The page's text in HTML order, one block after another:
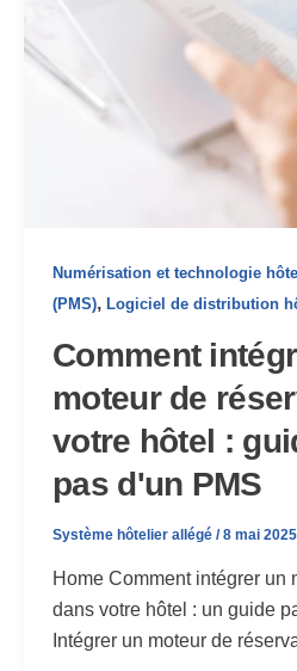
Numérisation et technologie
(PMS), Logiciel de distribution
Comment
moteur de
votre hôtel :
pas d'un PMS
Système hôtelier allégé /8 mai 2025
Home Comment intégrer un
dans votre hôtel : un guide
Intégrer un moteur de